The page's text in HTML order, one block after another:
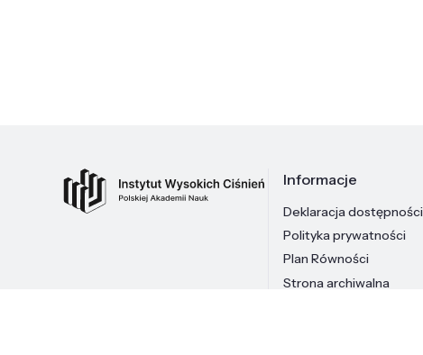
Informacje
Deklaracja dostępności
Polityka prywatności
Plan Równości
Strona archiwalna